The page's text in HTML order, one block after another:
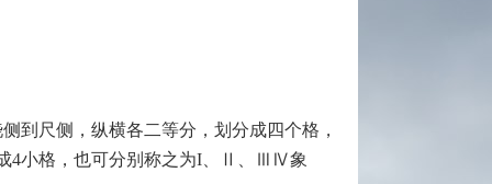
到尺侧，纵横各二等分，划分成四个格，
4小格，也可分别称之为I、Ⅱ、ⅢⅣ象